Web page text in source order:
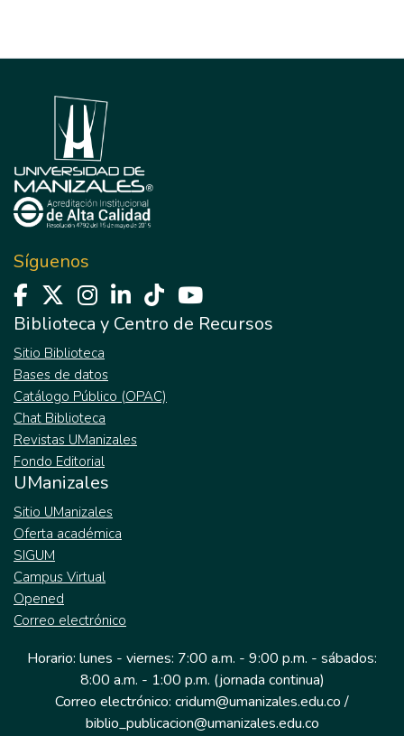
Síguenos
Biblioteca y Centro de Recursos
Sitio Biblioteca
Bases de datos
Catálogo Público (OPAC)
Chat Biblioteca
Revistas UManizales
Fondo Editorial
UManizales
Sitio UManizales
Oferta académica
SIGUM
Campus Virtual
Opened
Correo electrónico
Horario: lunes - viernes: 7:00 a.m. - 9:00 p.m. - sábados:
8:00 a.m. - 1:00 p.m. (jornada continua)
Correo electrónico: cridum@umanizales.edu.co /
biblio_publicacion@umanizales.edu.co